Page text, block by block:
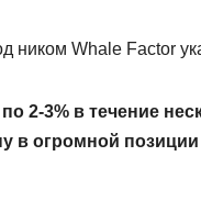
ником Whale Factor
2-3% в течение
огромной